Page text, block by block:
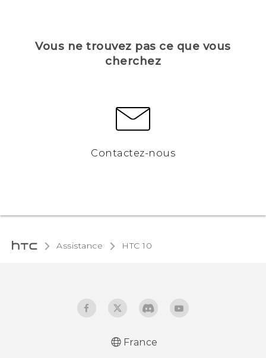
Vous ne trouvez pas ce que vous
cherchez
Contactez-nous
Assistance HTC 10‎
France